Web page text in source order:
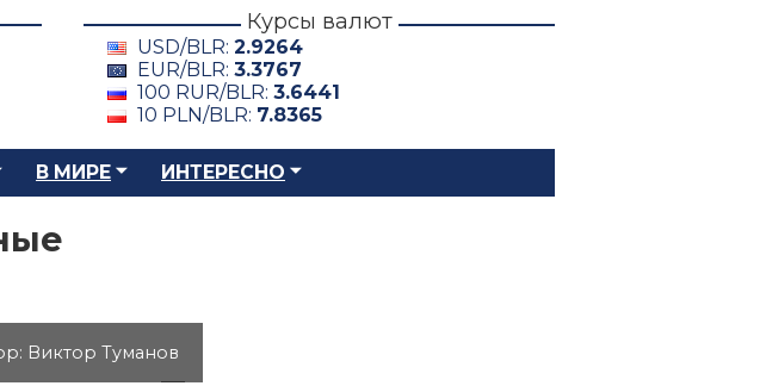
Курсы валют
USD/BLR: 2.9264
EUR/BLR: 3.3767
100 RUR/BLR: 3.6441
10 PLN/BLR: 7.8365
В МИРЕ ИНТЕРЕСНО
Виктор Туманов